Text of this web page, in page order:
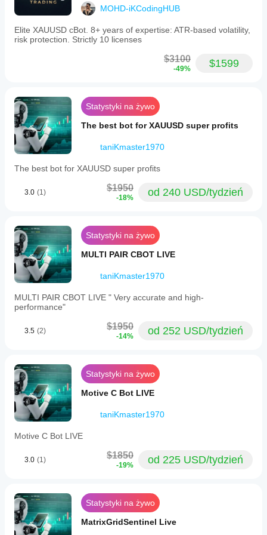
historycznych
danych
rynkowych w
cTrader
Wyniki mogą
się różnić w
zależności od
jakości
realizacji
zleceń.
Przetestowanie
bota we
własnym
środowisku
sprawdza się
użytkowaniu.
MOHD-iKCodingHUB
Elite XAUUSD cBot. 8+ years of expertise: ATR-based volatility,
risk protection. Strictly 10 licenses
$3100
-49% $1599
Statystyki na żywo
The best bot for XAUUSD super profits
taniKmaster1970
The best bot for XAUUSD super profits
3.0 (1) $1950
-18% od 240 USD/tydzień
Statystyki na żywo
MULTI PAIR CBOT LIVE
taniKmaster1970
MULTI PAIR CBOT LIVE " Very accurate and high-
performance"
3.5 (2) $1950
-14% od 252 USD/tydzień
Statystyki na żywo
Motive C Bot LIVE
taniKmaster1970
Motive C Bot LIVE
3.0 (1) $1850
-19% od 225 USD/tydzień
Statystyki na żywo
MatrixGridSentinel Live